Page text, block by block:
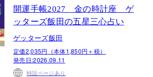
開運手帳2027 金の時計座 ゲ
ッターズ飯田の五星三心占い
ゲッターズ飯田
定価2,035円（本体1,850円＋税）
発売日:2026.09.11
特設ページあり